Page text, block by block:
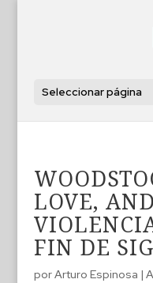
Seleccionar página
LOVE,
FIN DE
porArturo Espinosa |